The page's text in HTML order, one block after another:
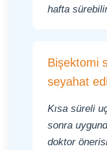
hafta
Bişektomi
seyahat
Kısa süreli
sonra
doktor